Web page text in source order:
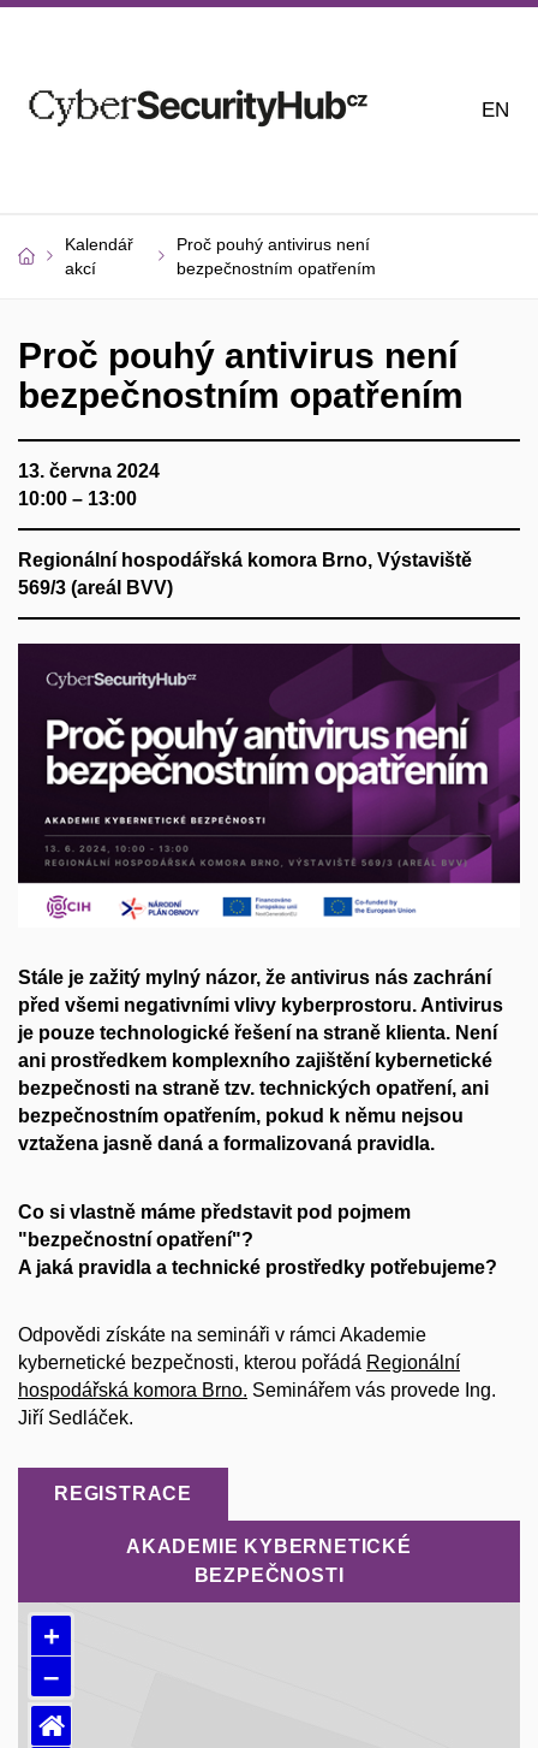
EN
Kalendář
akcí
Proč pouhý antivirus není
bezpečnostním opatřením
Proč pouhý antivirus není
bezpečnostním opatřením
13. června 2024
10:00 – 13:00
Regionální hospodářská komora Brno, Výstaviště
569/3 (areál BVV)
Stále je zažitý mylný názor, že antivirus nás zachrání
před všemi negativními vlivy kyberprostoru. Antivirus
je pouze technologické řešení na straně klienta. Není
ani prostředkem komplexního zajištění kybernetické
bezpečnosti na straně tzv. technických opatření, ani
bezpečnostním opatřením, pokud k němu nejsou
vztažena jasně daná a formalizovaná pravidla.
Co si vlastně máme představit pod pojmem
"bezpečnostní opatření"?
A jaká pravidla a technické prostředky potřebujeme?
Odpovědi získáte na semináři v rámci Akademie
kybernetické bezpečnosti, kterou pořádá Regionální
hospodářská komora Brno. Seminářem vás provede Ing.
Jiří Sedláček.
REGISTRACE
AKADEMIE KYBERNETICKÉ
BEZPEČNOSTI
+
–
⌂